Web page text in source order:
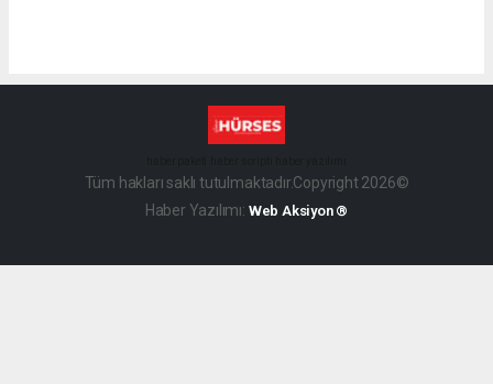
Tüm hakları saklı tutulmaktadır.Copyright 2026©
Haber Yazılımı: Web Aksiyon ®